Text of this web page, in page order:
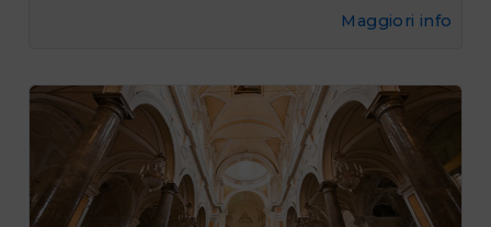
Maggiori info